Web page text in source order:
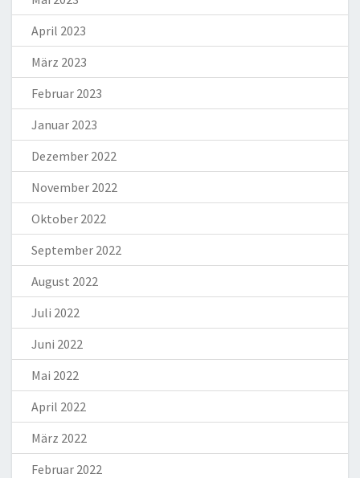
April 2023
März 2023
Februar 2023
Januar 2023
Dezember 2022
November 2022
Oktober 2022
September 2022
August 2022
Juli 2022
Juni 2022
Mai 2022
April 2022
März 2022
Februar 2022